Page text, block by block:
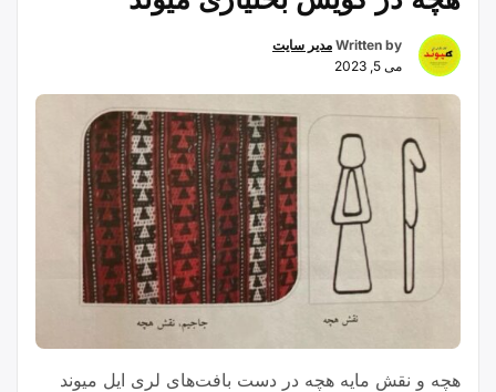
Written by مدیر سایت
می 5, 2023
هچه و نقش مایه هچه در دست بافت‌های لری ایل میوند